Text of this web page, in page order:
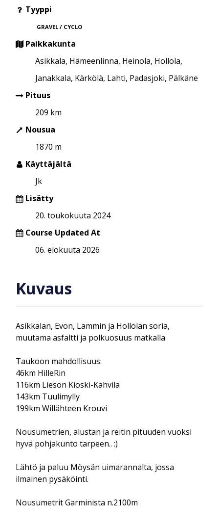
Tyyppi
GRAVEL / CYCLO
Paikkakunta
Asikkala, Hämeenlinna, Heinola, Hollola,
Janakkala, Kärkölä, Lahti, Padasjoki, Pälkäne
Pituus
209 km
Nousua
1870 m
Käyttäjältä
Jk
Lisätty
20. toukokuuta 2024
Course Updated At
06. elokuuta 2026
Kuvaus
Asikkalan, Evon, Lammin ja Hollolan soria,
muutama asfaltti ja polkuosuus matkalla
Taukoon mahdollisuus:
46km HilleRin
116km Lieson Kioski-Kahvila
143km Tuulimylly
199km Willähteen Krouvi
Nousumetrien, alustan ja reitin pituuden vuoksi
hyvä pohjakunto tarpeen.. :)
Lähtö ja paluu Möysän uimarannalta, jossa
ilmainen pysäköinti.
Nousumetrit Garminista n.2100m